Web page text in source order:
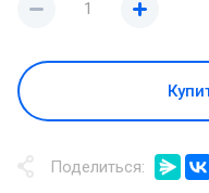
Поделиться: